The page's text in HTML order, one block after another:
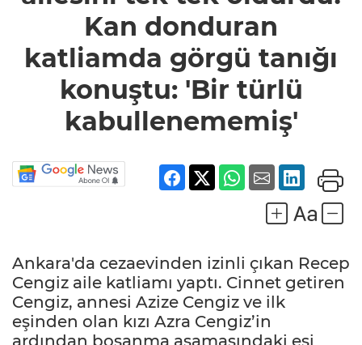
kabullenememiş'
Kan donduran
katliamda görgü tanığı
konuştu: 'Bir türlü
kabullenememiş'
Ankara'da cezaevinden izinli çıkan Recep
Cengiz aile katliamı yaptı. Cinnet getiren
Cengiz, annesi Azize Cengiz ve ilk
eşinden olan kızı Azra Cengiz’in